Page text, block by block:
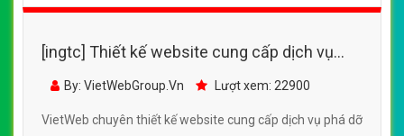
[ingtc] Thiết kế website cung cấp dịch vụ
phá dỡ công trình nhà cũ, xưởng, kho cũ
By: VietWebGroup.Vn Lượt xem: 22900
VietWeb chuyên thiết kế website cung cấp dịch vụ phá dỡ